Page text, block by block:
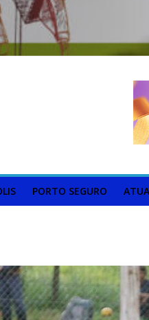
PORTO SEGURO